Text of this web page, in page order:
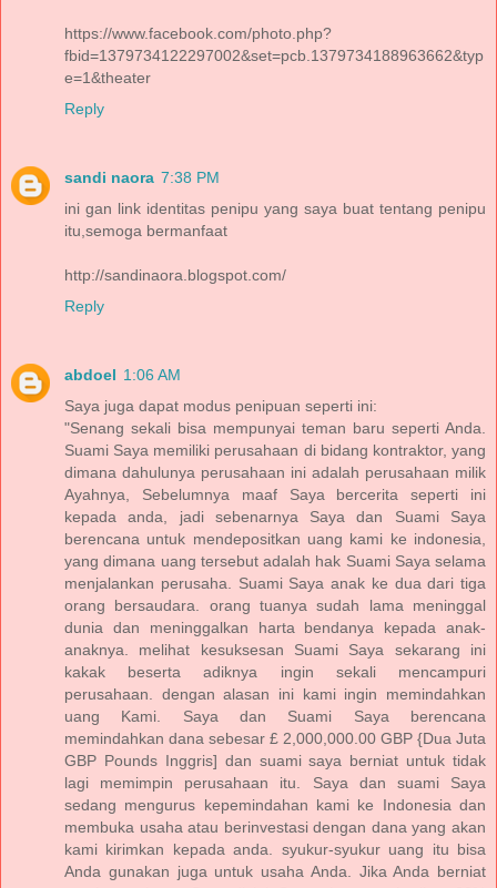
https://www.facebook.com/photo.php?
fbid=1379734122297002&set=pcb.1379734188963662&typ
e=1&theater
Reply
sandi naora 7:38 PM
ini gan link identitas penipu yang saya buat tentang penipu
itu,semoga bermanfaat
http://sandinaora.blogspot.com/
Reply
abdoel 1:06 AM
Saya juga dapat modus penipuan seperti ini:
"Senang sekali bisa mempunyai teman baru seperti Anda.
Suami Saya memiliki perusahaan di bidang kontraktor, yang
dimana dahulunya perusahaan ini adalah perusahaan milik
Ayahnya, Sebelumnya maaf Saya bercerita seperti ini
kepada anda, jadi sebenarnya Saya dan Suami Saya
berencana untuk mendepositkan uang kami ke indonesia,
yang dimana uang tersebut adalah hak Suami Saya selama
menjalankan perusaha. Suami Saya anak ke dua dari tiga
orang bersaudara. orang tuanya sudah lama meninggal
dunia dan meninggalkan harta bendanya kepada anak-
anaknya. melihat kesuksesan Suami Saya sekarang ini
kakak beserta adiknya ingin sekali mencampuri
perusahaan. dengan alasan ini kami ingin memindahkan
uang Kami. Saya dan Suami Saya berencana
memindahkan dana sebesar £ 2,000,000.00 GBP {Dua Juta
GBP Pounds Inggris] dan suami saya berniat untuk tidak
lagi memimpin perusahaan itu. Saya dan suami Saya
sedang mengurus kepemindahan kami ke Indonesia dan
membuka usaha atau berinvestasi dengan dana yang akan
kami kirimkan kepada anda. syukur-syukur uang itu bisa
Anda gunakan juga untuk usaha Anda. Jika Anda berniat